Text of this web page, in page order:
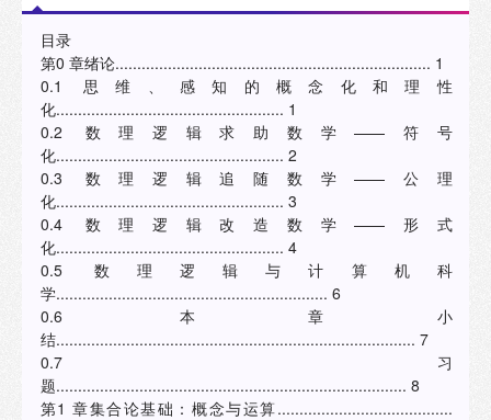
目录
第0 章绪论........................................................................ 1
0.1 思维、感知的概念化和理性
化.................................................... 1
0.2 数理逻辑求助数学——符号
化.................................................... 2
0.3 数理逻辑追随数学——公理
化.................................................... 3
0.4 数理逻辑改造数学——形式
化.................................................... 4
0.5 数理逻辑与计算机科
学.............................................................. 6
0.6 本章小
结.................................................................................. 7
0.7 习
题................................................................................ 8
第1 章集合论基础：概念与运算........................................